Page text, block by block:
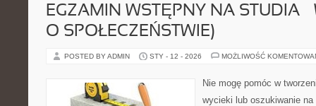
EGZAMIN WSTĘPNY NA STUDIA
O SPOŁECZEŃSTWIE)
POSTED BY ADMIN STY - 12 - 2026 MOŻLIWOŚĆ
Nie mogę pomóc w
wycieki lub oszukiwanie na